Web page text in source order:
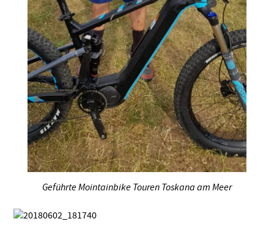
Geführte Mointainbike Touren Toskana am Meer